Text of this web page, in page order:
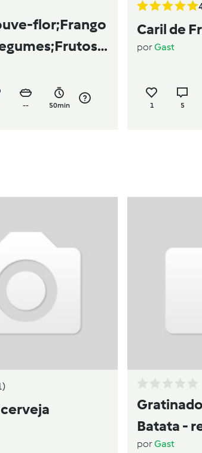
flor;Frango
c
-- 50min
Caril de
porGast
1 5
Batata -
porGast